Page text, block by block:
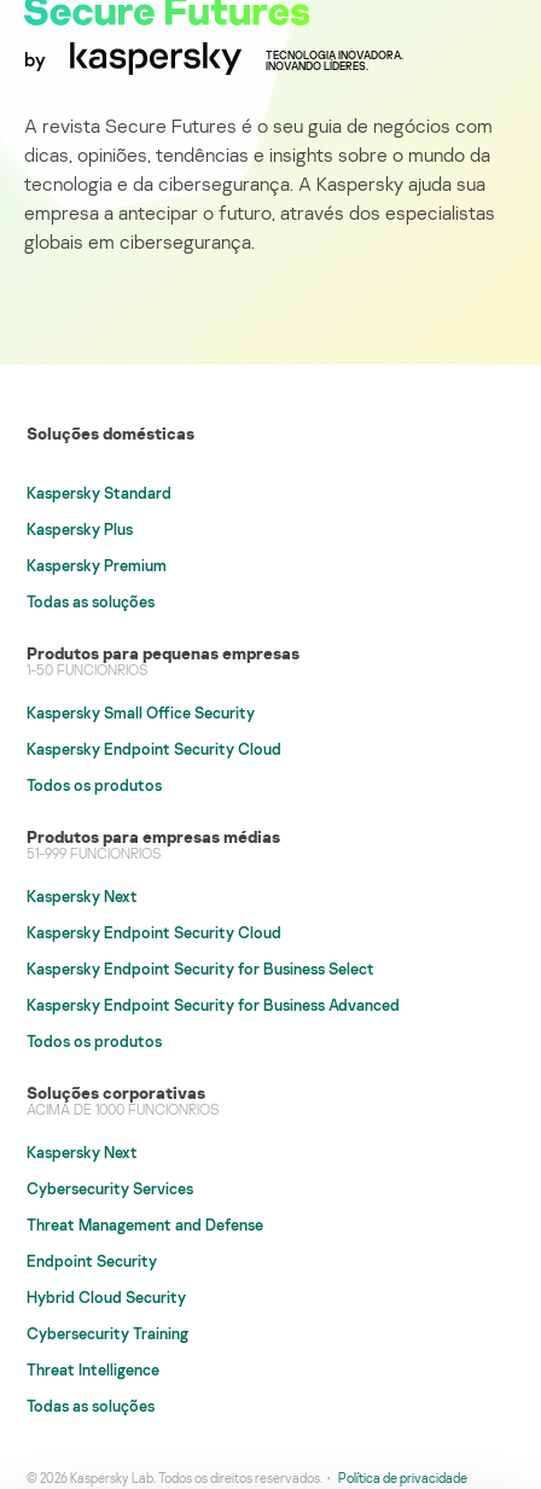
by
TECNOLOGIA INOVADORA.
INOVANDO LÍDERES.
A revista Secure Futures é o seu guia de negócios com
dicas, opiniões, tendências e insights sobre o mundo da
tecnologia e da cibersegurança. A Kaspersky ajuda sua
empresa a antecipar o futuro, através dos especialistas
globais em cibersegurança.
Soluções domésticas
Kaspersky Standard
Kaspersky Plus
Kaspersky Premium
Todas as soluções
Produtos para pequenas empresas
1-50 FUNCIONRIOS
Kaspersky Small Office Security
Kaspersky Endpoint Security Cloud
Todos os produtos
Produtos para empresas médias
51-999 FUNCIONRIOS
Kaspersky Next
Kaspersky Endpoint Security Cloud
Kaspersky Endpoint Security for Business Select
Kaspersky Endpoint Security for Business Advanced
Todos os produtos
Soluções corporativas
ACIMA DE 1000 FUNCIONRIOS
Kaspersky Next
Cybersecurity Services
Threat Management and Defense
Endpoint Security
Hybrid Cloud Security
Cybersecurity Training
Threat Intelligence
Todas as soluções
© 2026 Kaspersky Lab. Todos os direitos reservados. Política de privacidade